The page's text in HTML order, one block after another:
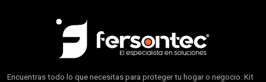
Encuentras todo lo que necesitas para proteger tu hogar o negocio: Kit